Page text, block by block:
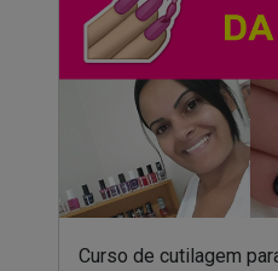
Curso de cutilagem